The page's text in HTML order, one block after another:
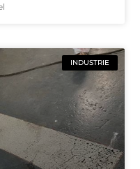
INDUSTRIE